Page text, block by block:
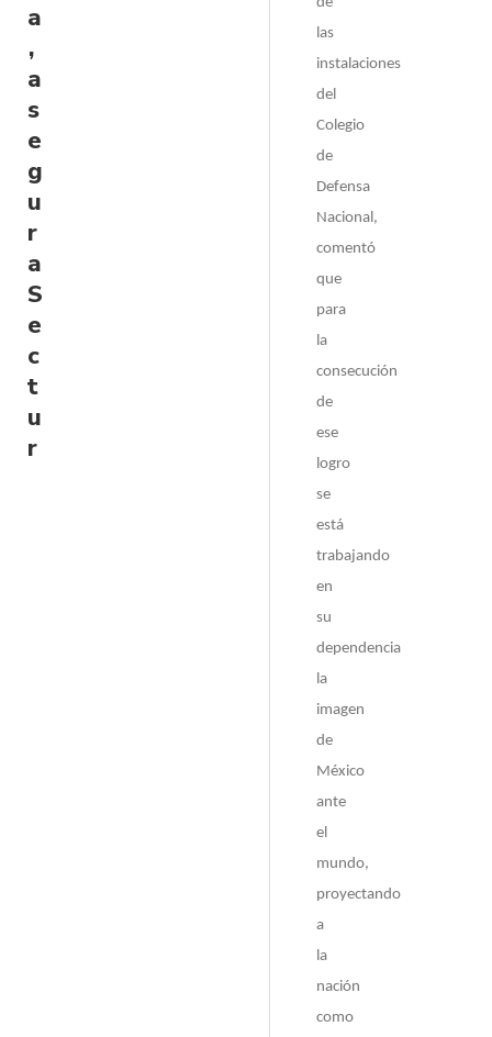
a
,
a
s
e
g
u
r
a
S
e
c
t
u
r
las
instalaciones
del
Colegio
de
Defensa
Nacional,
comentó
que
para
la
consecución
de
ese
logro
se
está
trabajando
en
su
dependencia
la
imagen
de
México
ante
el
mundo,
proyectando
a
la
nación
como